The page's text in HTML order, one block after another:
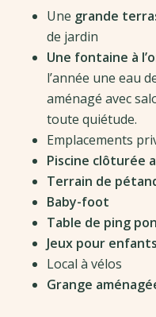
Une grande
de jardin
Une fontaine à
l’année une eau
aménagé avec
toute quiétude.
Emplacements
Piscine clôturée
Terrain de
Baby-foot
Table de ping
Jeux pour enfants
Local à vélos
Grange